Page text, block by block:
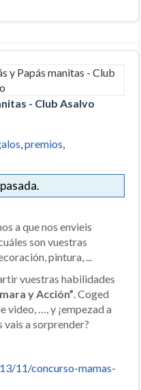
- Club Asalvo
premios
a que nos envieis
son vuestras
pintura, ...
vuestras habilidades
y Acción” . Coged
video, …, y ¡empezad a
vais a sorprender?
11/concurso-mamas-